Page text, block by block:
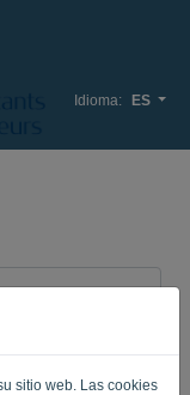
sitio web. Las cookies
Idioma: ES